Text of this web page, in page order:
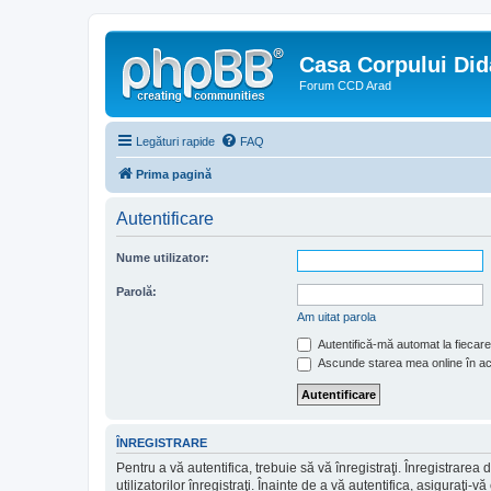
Casa Corpului
Forum CCD Arad
Legături rapide FAQ
Prima pagină
Autentificare
Nume utilizator:
Parolă:
Am uitat parola
Autentifică-mă automat la
Ascunde starea mea online în
ÎNREGISTRARE
Pentru a vă autentifica, trebuie să vă înregistraţi.
utilizatorilor înregistraţi. Înainte de a vă autentifica, asiguraţi-